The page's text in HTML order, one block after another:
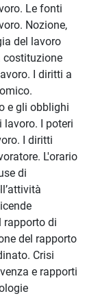
Le fonti
Nozione,
del lavoro
costituzione
I diritti a
e gli obblighi
lavoro. I poteri
I diritti
L'orario
di
rapporto di
del rapporto
Crisi
e rapporti